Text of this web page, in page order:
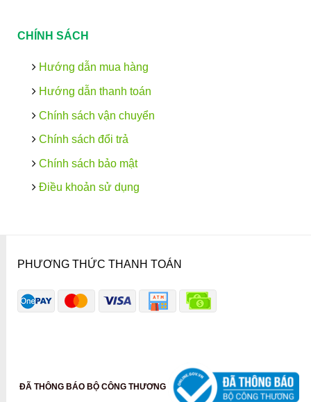
CHÍNH SÁCH
Hướng dẫn mua hàng
Hướng dẫn thanh toán
Chính sách vận chuyển
Chính sách đổi trả
Chính sách bảo mật
Điều khoản sử dụng
PHƯƠNG THỨC THANH TOÁN
ĐÃ THÔNG BÁO BỘ CÔNG THƯƠNG